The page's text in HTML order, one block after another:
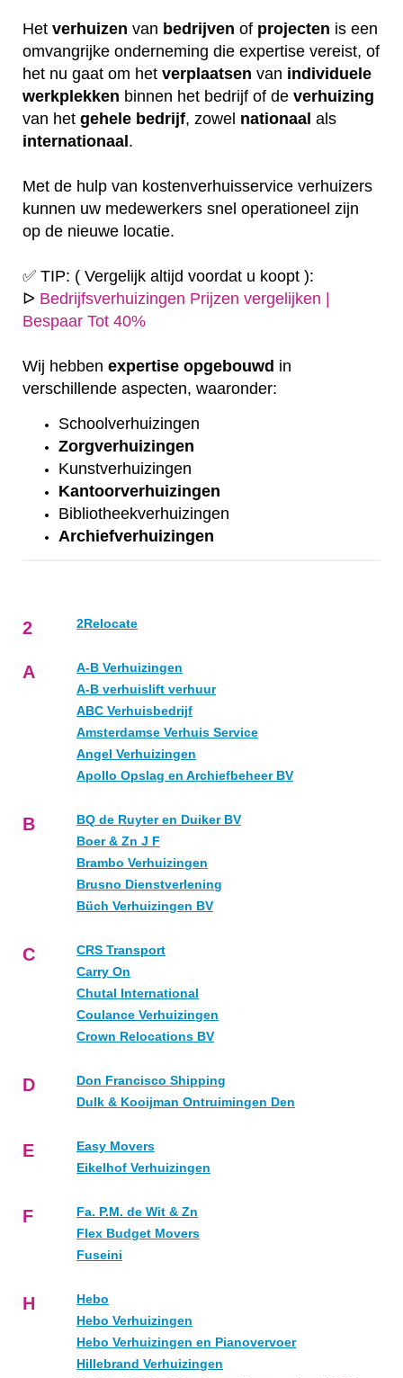
Het verhuizen van bedrijven of projecten is een
omvangrijke onderneming die expertise vereist, of
het nu gaat om het verplaatsen van individuele
werkplekken binnen het bedrijf of de verhuizing
van het gehele bedrijf, zowel nationaal als
internationaal .
Met de hulp van kostenverhuisservice verhuizers
kunnen uw medewerkers snel operationeel zijn
op de nieuwe locatie.
✅ TIP: ( Vergelijk altijd voordat u koopt ):
ᐅ Bedrijfsverhuizingen Prijzen vergelijken |
Bespaar Tot 40%
Wij hebben expertise opgebouwd in
verschillende aspecten, waaronder:
Schoolverhuizingen
Zorgverhuizingen
Kunstverhuizingen
Kantoorverhuizingen
Bibliotheekverhuizingen
Archiefverhuizingen
2 2Relocate
A
A-B Verhuizingen
A-B verhuislift verhuur
ABC Verhuisbedrijf
Amsterdamse Verhuis Service
Angel Verhuizingen
Apollo Opslag en Archiefbeheer BV
B
BQ de Ruyter en Duiker BV
Boer & Zn J F
Brambo Verhuizingen
Brusno Dienstverlening
Büch Verhuizingen BV
C
CRS Transport
Carry On
Chutal International
Coulance Verhuizingen
Crown Relocations BV
D
Don Francisco Shipping
Dulk & Kooijman Ontruimingen Den
E
Easy Movers
Eikelhof Verhuizingen
F
Fa. P.M. de Wit & Zn
Flex Budget Movers
Fuseini
H
Hebo
Hebo Verhuizingen
Hebo Verhuizingen en Pianovervoer
Hillebrand Verhuizingen